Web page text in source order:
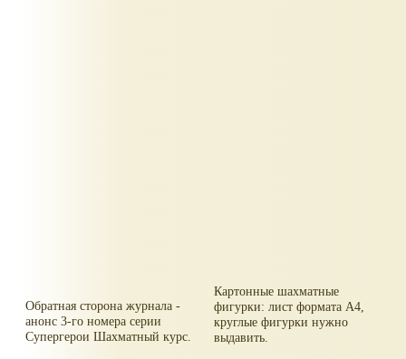
Обратная сторона журнала -
анонс 3-го номера серии
Супергерои Шахматный курс.
Картонные шахматные
фигурки: лист формата А4,
круглые фигурки нужно
выдавить.